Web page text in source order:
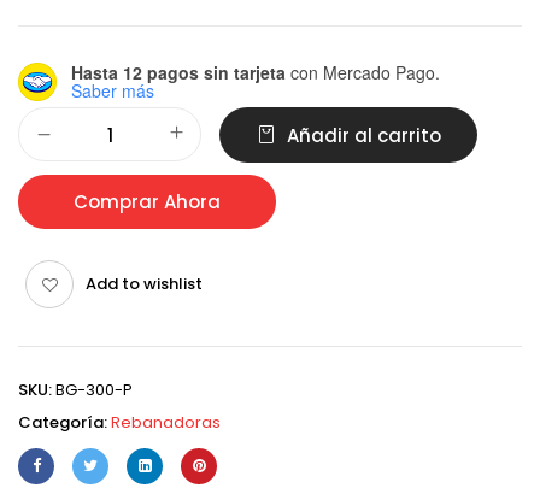
Hasta 12 pagos sin tarjeta con Mercado Pago.
Saber más
Añadir al carrito
Comprar Ahora
Add to wishlist
SKU:BG-300-P
Categoría:Rebanadoras